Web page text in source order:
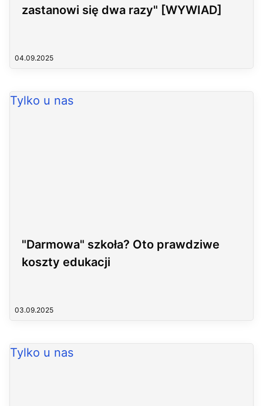
zastanowi się dwa razy" [WYWIAD]
04.09.2025
Tylko u nas
"Darmowa" szkoła? Oto prawdziwe
koszty edukacji
03.09.2025
Tylko u nas